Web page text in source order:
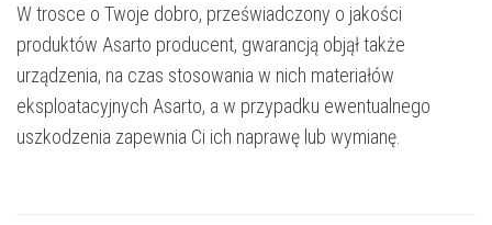
W trosce o Twoje dobro, przeświadczony o jakości
produktów Asarto producent, gwarancją objął także
urządzenia, na czas stosowania w nich materiałów
eksploatacyjnych Asarto, a w przypadku ewentualnego
uszkodzenia zapewnia Ci ich naprawę lub wymianę.